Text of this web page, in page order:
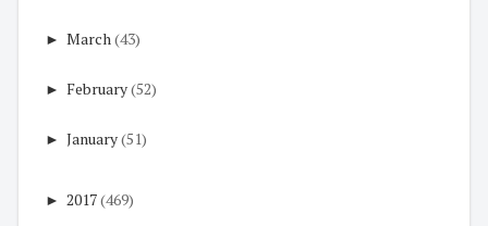
► March (43)
► February(52)
► January(51)
► 2017(469)